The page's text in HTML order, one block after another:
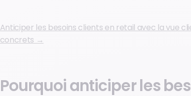
Anticiper les besoins clients en retail avec la vue
concrets →
Pourquoi anticiper les